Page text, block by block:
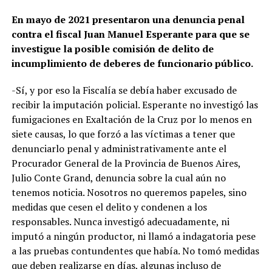
En mayo de 2021 presentaron una denuncia penal
contra el fiscal Juan Manuel Esperante para que se
investigue la posible comisión de delito de
incumplimiento de deberes de funcionario público.
-Sí, y por eso la Fiscalía se debía haber excusado de
recibir la imputación policial. Esperante no investigó las
fumigaciones en Exaltación de la Cruz por lo menos en
siete causas, lo que forzó a las víctimas a tener que
denunciarlo penal y administrativamente ante el
Procurador General de la Provincia de Buenos Aires,
Julio Conte Grand, denuncia sobre la cual aún no
tenemos noticia. Nosotros no queremos papeles, sino
medidas que cesen el delito y condenen a los
responsables. Nunca investigó adecuadamente, ni
imputó a ningún productor, ni llamó a indagatoria pese
a las pruebas contundentes que había. No tomó medidas
que deben realizarse en días, algunas incluso de